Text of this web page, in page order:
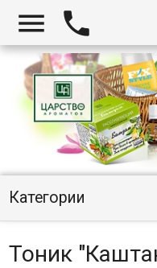
 
Категории
Тоник